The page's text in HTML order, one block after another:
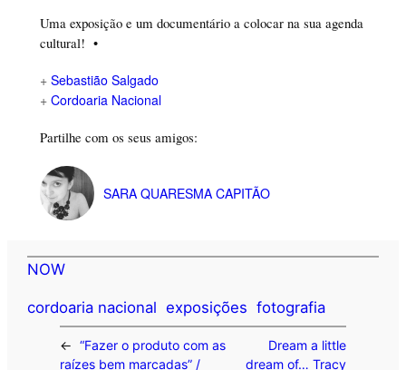
Uma exposição e um documentário a colocar na sua agenda
cultural! •
+ Sebastião Salgado
+ Cordoaria Nacional
Partilhe com os seus amigos:
SARA QUARESMA CAPITÃO
NOW
cordoaria nacional exposições fotografia
←
“Fazer o produto com as
raízes bem marcadas” /
Dream a little
dream of… Tracy